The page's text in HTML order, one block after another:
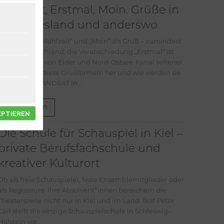
Mahlzeit, Erstmal, Moin. Grüße in
Nordfriesland und anderswo
Jeder kennt „Mahlzeit“ und „Moin“ als Gruß – zumindest
in Norddeutschland; die Verabschiedung „Erstmal“ ist
schon südlich von Eider und Nord-Ostsee-Kanal seltener.
Wo kommen diese Grußformeln her und wie werden sie
gebraucht? LANDRAT in...
Weiterlesen
Schule für Schauspiel in Kiel –
Berufsfachschule und
Kulturort
als freie Schauspieler, feste Ensemblemitglieder oder
Regisseure. Ihre Absolvent*innen bereichern die
Theaterszene nicht nur in Kiel und im Land. Rolf Peter
stellt die einzige Schauspielschule in Schleswig-
vor.